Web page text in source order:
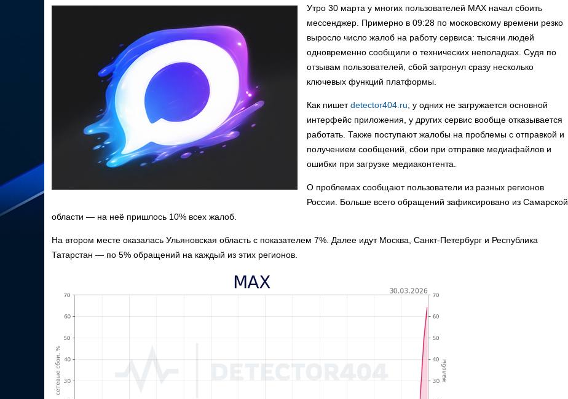
Утро 30 марта у многих пользователей MAX начал сбоить
мессенджер. Примерно в 09:28 по московскому времени резко
выросло число жалоб на работу сервиса: тысячи людей
одновременно сообщили о технических неполадках. Судя по
отзывам пользователей, сбой затронул сразу несколько
ключевых функций платформы.
Как пишетdetector404.ru , у одних не загружается основной
интерфейс приложения, у других сервис вообще отказывается
работать. Также поступают жалобы на проблемы с отправкой и
получением сообщений, сбои при отправке медиафайлов и
ошибки при загрузке медиаконтента.
О проблемах сообщают пользователи из разных регионов
России. Больше всего обращений зафиксировано из Самарской
области — на неё пришлось 10% всех жалоб.
На втором месте оказалась Ульяновская область с показателем 7%. Далее идут Москва, Санкт-Петербург и Республика
Татарстан — по 5% обращений на каждый из этих регионов.